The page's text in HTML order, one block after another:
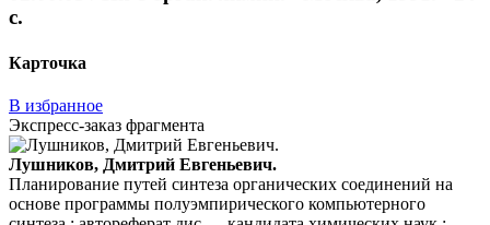
с.
Карточка
В избранное
Экспресс-заказ фрагмента
Лушников, Дмитрий Евгеньевич.
Планирование путей синтеза органических соединений на
основе программы полуэмпирического компьютерного